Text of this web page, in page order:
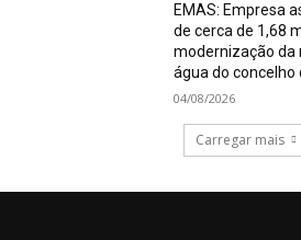
EMAS: Empresa
de cerca de 1,68
modernização da
água do concelho
04/08/2026
Carregar mais